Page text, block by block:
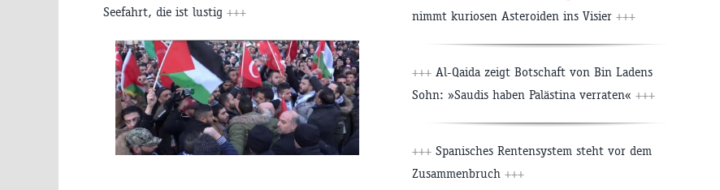
Seefahrt, die ist lustig +++
nimmt kuriosen Asteroiden ins Visier +++
+++ Al-Qaida zeigt Botschaft von Bin Ladens
Sohn: »Saudis haben Palästina verraten« +++
+++ Spanisches Rentensystem steht vor dem
Zusammenbruch +++